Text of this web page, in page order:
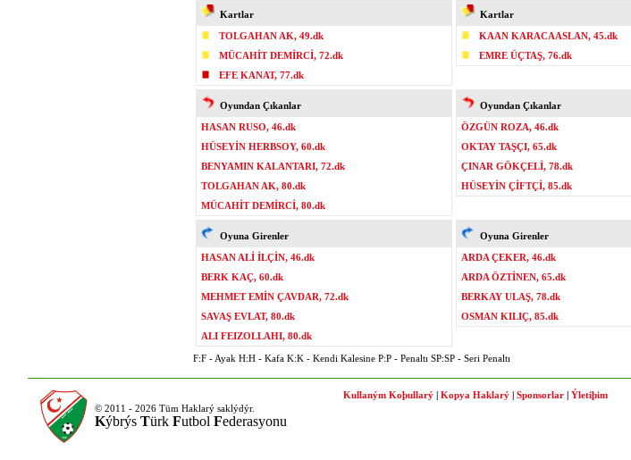
Kartlar
TOLGAHAN AK, 49.dk
MÜCAHİT DEMİRCİ, 72.dk
EFE KANAT, 77.dk
Kartlar
KAAN KARACAASLAN, 45.dk
EMRE ÜÇTAŞ, 76.dk
Oyundan Çıkanlar
HASAN RUSO, 46.dk
HÜSEYİN HERBSOY, 60.dk
BENYAMIN KALANTARI, 72.dk
TOLGAHAN AK, 80.dk
MÜCAHİT DEMİRCİ, 80.dk
Oyundan Çıkanlar
ÖZGÜN ROZA, 46.dk
OKTAY TAŞÇI, 65.dk
ÇINAR GÖKÇELİ, 78.dk
HÜSEYİN ÇİFTÇİ, 85.dk
Oyuna Girenler
HASAN ALİ İLÇİN, 46.dk
BERK KAÇ, 60.dk
MEHMET EMİN ÇAVDAR, 72.dk
SAVAŞ EVLAT, 80.dk
ALI FEIZOLLAHI, 80.dk
Oyuna Girenler
ARDA ÇEKER, 46.dk
ARDA ÖZTİNEN, 65.dk
BERKAY ULAŞ, 78.dk
OSMAN KILIÇ, 85.dk
F:F - Ayak H:H - Kafa K:K - Kendi Kalesine P:P - Penaltı SP:SP - Seri Penaltı
© 2011 - 2026 Tüm Haklarý saklýdýr.
Kýbrýs Türk Futbol Federasyonu
Kullaným Koþullarý | Kopya Haklarý | Sponsorlar | Ýletiþim